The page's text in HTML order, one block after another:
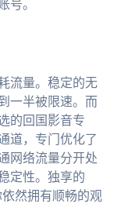
号。
流量。稳定的无
一半被限速。而
的回国影音专
道，专门优化了
网络流量分开处
定性。独享的
然拥有顺畅的观